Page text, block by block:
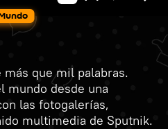
más que mil palabras.
mundo desde una
las fotogalerías,
multimedia de Sputnik.